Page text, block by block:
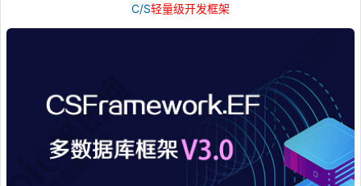
C/S轻量级开发框架